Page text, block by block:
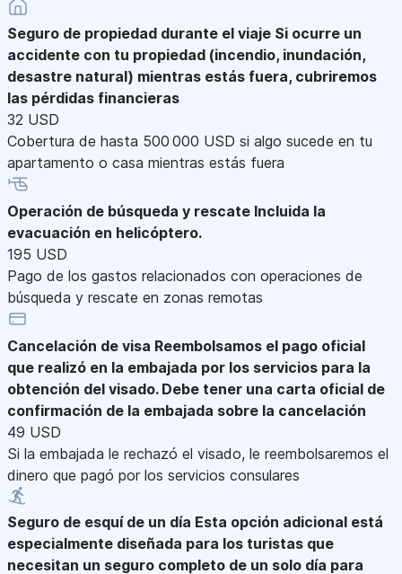
Seguro de propiedad durante el viaje Si ocurre un
accidente con tu propiedad (incendio, inundación,
desastre natural) mientras estás fuera, cubriremos
las pérdidas financieras
32 USD
Cobertura de hasta 500 000 USD si algo sucede en tu
apartamento o casa mientras estás fuera
Operación de búsqueda y rescate Incluida la
evacuación en helicóptero.
195 USD
Pago de los gastos relacionados con operaciones de
búsqueda y rescate en zonas remotas
Cancelación de visa Reembolsamos el pago oficial
que realizó en la embajada por los servicios para la
obtención del visado. Debe tener una carta oficial de
confirmación de la embajada sobre la cancelación
49 USD
Si la embajada le rechazó el visado, le reembolsaremos el
dinero que pagó por los servicios consulares
Seguro de esquí de un día Esta opción adicional está
especialmente diseñada para los turistas que
necesitan un seguro completo de un solo día para